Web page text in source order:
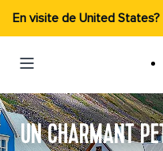
En visite de United States?
UN CHARMANT